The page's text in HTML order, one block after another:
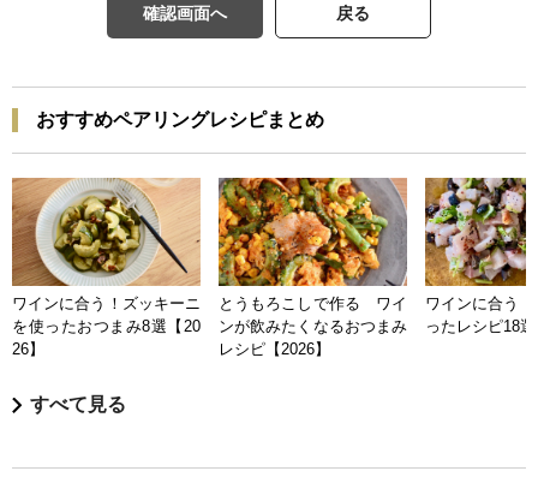
確認画面へ 戻る
おすすめペアリングレシピまとめ
ワインに合う！ズッキーニ
を使ったおつまみ8選【20
26】
とうもろこしで作る ワイ
ンが飲みたくなるおつまみ
レシピ【2026】
ワインに合う
ったレシピ18
すべて見る